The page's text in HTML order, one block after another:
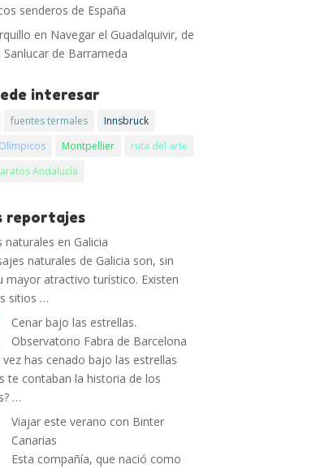
senderos de España
en Navegar el Guadalquivir, de
Sanlucar de Barrameda
interesar
fuentes termales
Innsbruck
Montpellier
ruta del arte
Andalucía
reportajes
naturales en Galicia
naturales de Galicia son, sin
mayor atractivo turístico. Existen
sitios …
Cenar bajo las estrellas.
Observatorio Fabra de Barcelona
vez has cenado bajo las estrellas
te contaban la historia de los
…
Viajar este verano con Binter
Canarias
Esta compañía, que nació como